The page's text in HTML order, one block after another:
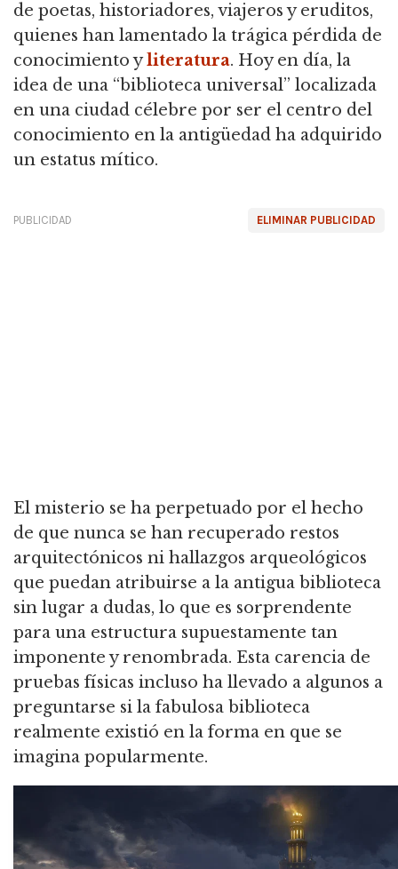
de poetas, historiadores, viajeros y eruditos,
quienes han lamentado la trágica pérdida de
conocimiento yliteratura. Hoy en día, la
idea de una “biblioteca universal” localizada
en una ciudad célebre por ser el centro del
conocimiento en la antigüedad ha adquirido
un estatus mítico.
ELIMINAR PUBLICIDAD
PUBLICIDAD
El misterio se ha perpetuado por el hecho
de que nunca se han recuperado restos
arquitectónicos ni hallazgos arqueológicos
que puedan atribuirse a la antigua biblioteca
sin lugar a dudas, lo que es sorprendente
para una estructura supuestamente tan
imponente y renombrada. Esta carencia de
pruebas físicas incluso ha llevado a algunos a
preguntarse si la fabulosa biblioteca
realmente existió en la forma en que se
imagina popularmente.